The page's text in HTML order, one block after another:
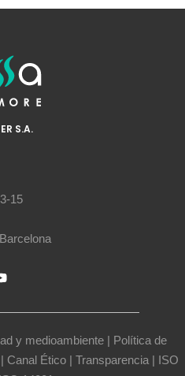
S.A.
15
y medioambiente|
Política de
Canal Ético Transparencia|
ISO